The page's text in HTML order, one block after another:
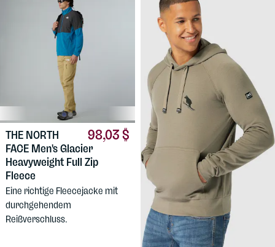
98,03 $
THE NORTH
FACE Men's Glacier
Heavyweight Full Zip
Fleece
Eine richtige Fleecejacke mit
durchgehendem
Reißverschluss.
92,58 $
SUPERNATURAL
Men's Favourite Flear
Hoodie
Kapuzenpullover aus